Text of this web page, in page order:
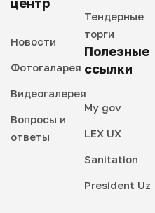
Новости
Фотогаларея
Видеогалерея
Вопросы и
ответы
Тендерные
торги
Полезные
ссылки
My gov
LEX UX
Sanitation
President Uz